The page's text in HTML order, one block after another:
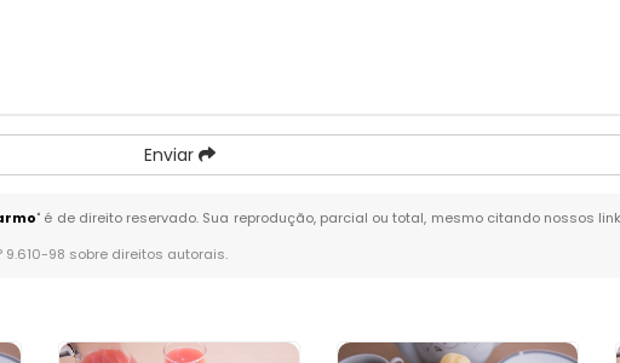
Enviar
" é de direito reservado. Sua reprodução, parcial ou total, mesmo citando nossos
9.610-98 sobre direitos autorais.